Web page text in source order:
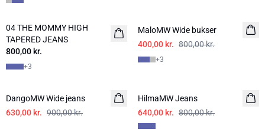
NYHED
04 THE MOMMY HIGH
TAPERED JEANS
800,00 kr.
+3
MaloMW Wide bukser
400,00 kr. 800,00 kr.
+3
DangoMW Wide jeans
630,00 kr. 900,00 kr.
HilmaMW Jeans
640,00 kr. 800,00 kr.